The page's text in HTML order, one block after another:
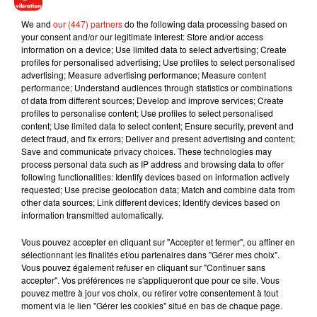
Britney Spears Campus
Source
Musique
7 août 2026
Julien Lieb s’essaye à la vie de chatelain
dans son nouveau clip
7 août 2026
Madonna sort enfin le remix de « Love
Sensation » avec Kylie Minogue
We and our (447) partnersdo the following data processing based on
your consent and/or our legitimate interest: Store and/or access
information on a device; Use limited data to select advertising; Create
profiles for personalised advertising; Use profiles to select personalised
advertising; Measure advertising performance; Measure content
performance; Understand audiences through statistics or combinations
of data from different sources; Develop and improve services; Create
profiles to personalise content; Use profiles to select personalised
content; Use limited data to select content; Ensure security, prevent and
detect fraud, and fix errors; Deliver and present advertising and content;
Save and communicate privacy choices. These technologies may
process personal data such as IP address and browsing data to offer
following functionalities: Identify devices based on information actively
requested; Use precise geolocation data; Match and combine data from
other data sources; Link different devices; Identify devices based on
information transmitted automatically.
Vous pouvez accepter en cliquant sur "Accepter et fermer", ou affiner en
sélectionnant les finalités et/ou partenaires dans "Gérer mes choix".
Vous pouvez également refuser en cliquant sur "Continuer sans
accepter". Vos préférences ne s'appliqueront que pour ce site. Vous
pouvez mettre à jour vos choix, ou retirer votre consentement à tout
moment via le lien "Gérer les cookies" situé en bas de chaque page.